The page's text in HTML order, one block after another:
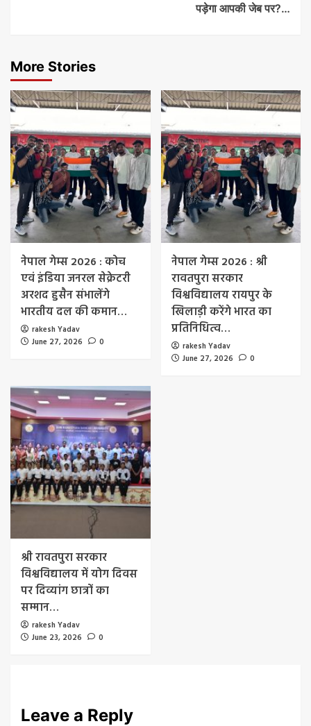
पड़ेगा आपकी जेब पर?…
More Stories
नेपाल गेम्स 2026 : कोच
एवं इंडिया जनरल सेक्रेटरी
अरशद हुसैन संभालेंगे
भारतीय दल की कमान…
rakesh Yadav
June 27, 2026
0
नेपाल गेम्स 2026 : श्री
रावतपुरा सरकार
विश्वविद्यालय रायपुर के
खिलाड़ी करेंगे भारत का
प्रतिनिधित्व…
rakesh Yadav
June 27, 2026
0
श्री रावतपुरा सरकार
विश्वविद्यालय में योग दिवस
पर दिव्यांग छात्रों का
सम्मान…
rakesh Yadav
June 23, 2026
0
Leave a Reply